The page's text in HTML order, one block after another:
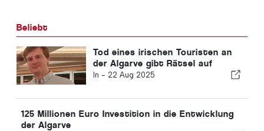
Beliebt
Tod eines irischen Touristen an
der Algarve gibt Rätsel auf
In - 22 Aug 2025
125 Millionen Euro Investition in die Entwicklung
der Algarve